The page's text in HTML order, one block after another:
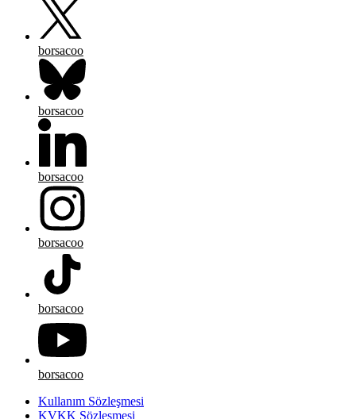
borsacoo
borsacoo
borsacoo
borsacoo
borsacoo
borsacoo
Kullanım Sözleşmesi
KVKK Sözleşmesi